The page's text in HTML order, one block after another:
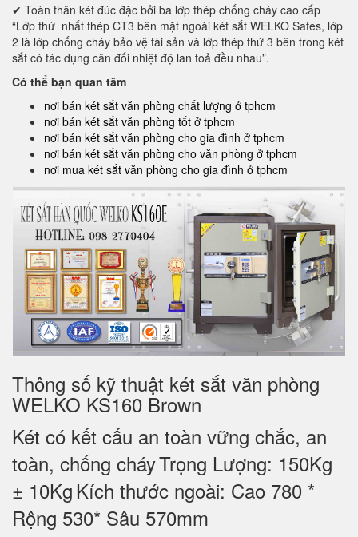
✔ Toàn thân két đúc đặc bởi ba lớp thép chống cháy cao cấp
“Lớp thứ nhất thép CT3 bên mặt ngoài két sắt WELKO Safes, lớp
2 là lớp chống cháy bảo vệ tài sản và lớp thép thứ 3 bên trong két
sắt có tác dụng cân đối nhiệt độ lan toả đều nhau”.
Có thể bạn quan tâm
nơi bán két sắt văn phòng chất lượng ở tphcm
nơi bán két sắt văn phòng tốt ở tphcm
nơi bán két sắt văn phòng cho gia đình ở tphcm
nơi bán két sắt văn phòng cho văn phòng ở tphcm
nơi mua két sắt văn phòng cho gia đình ở tphcm
Thông số kỹ thuật két sắt văn phòng
WELKO KS160 Brown
Két có kết cấu an toàn vững chắc, an
toàn, chống cháyTrọng Lượng: 150Kg
± 10Kg Kích thước ngoài: Cao 780 *
Rộng 530* Sâu 570mm